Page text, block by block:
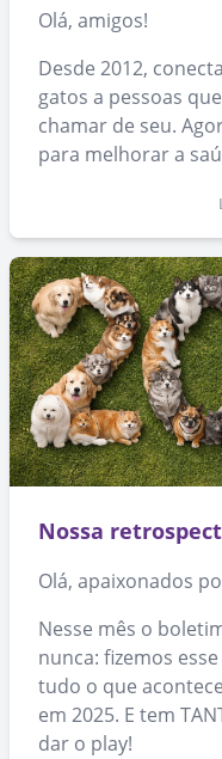
Olá, amigos!
Desde 2012,
gatos a pessoas
chamar de seu.
para melhorar a
Nossa
Olá, apaixonados
Nesse mês o
nunca: fizemos
tudo o que
em 2025. E tem
dar o play!